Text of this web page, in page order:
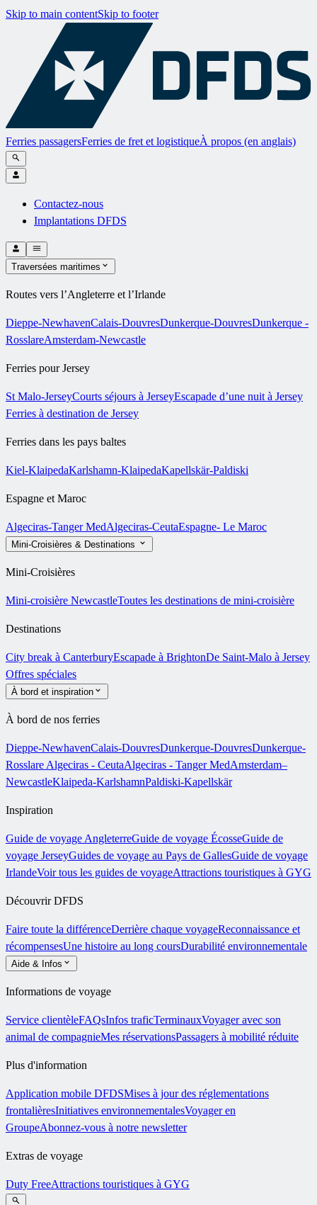
Skip to main contentSkip to footer
Ferries passagersFerries de fret et logistiqueÀ propos (en anglais)
Contactez-nous
Implantations DFDS
Traversées maritimes
Routes vers l’Angleterre et l’Irlande
Dieppe-NewhavenCalais-DouvresDunkerque-DouvresDunkerque -
RosslareAmsterdam-Newcastle
Ferries pour Jersey
St Malo-JerseyCourts séjours à JerseyEscapade d’une nuit à Jersey
Ferries à destination de Jersey
Ferries dans les pays baltes
Kiel-KlaipedaKarlshamn-KlaipedaKapellskär-Paldiski
Espagne et Maroc
Algeciras-Tanger MedAlgeciras-CeutaEspagne- Le Maroc
Mini-Croisières & Destinations
Mini-Croisières
Mini-croisière NewcastleToutes les destinations de mini-croisière
Destinations
City break à CanterburyEscapade à BrightonDe Saint-Malo à Jersey
Offres spéciales
À bord et inspiration
À bord de nos ferries
Dieppe-NewhavenCalais-DouvresDunkerque-DouvresDunkerque-
Rosslare Algeciras - CeutaAlgeciras - Tanger MedAmsterdam–
NewcastleKlaipeda-KarlshamnPaldiski-Kapellskär
Inspiration
Guide de voyage AngleterreGuide de voyage ÉcosseGuide de
voyage JerseyGuides de voyage au Pays de GallesGuide de voyage
IrlandeVoir tous les guides de voyageAttractions touristiques à GYG
Découvrir DFDS
Faire toute la différenceDerrière chaque voyageReconnaissance et
récompensesUne histoire au long coursDurabilité environnementale
Aide & Infos
Informations de voyage
Service clientèleFAQsInfos traficTerminauxVoyager avec son
animal de compagnieMes réservationsPassagers à mobilité réduite
Plus d'information
Application mobile DFDSMises à jour des réglementations
frontalièresInitiatives environnementalesVoyager en
GroupeAbonnez-vous à notre newsletter
Extras de voyage
Duty FreeAttractions touristiques à GYG